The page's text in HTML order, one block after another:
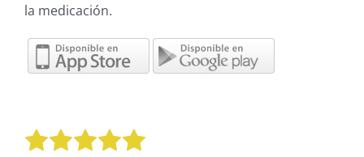
la medicación.
Valora este artículo: